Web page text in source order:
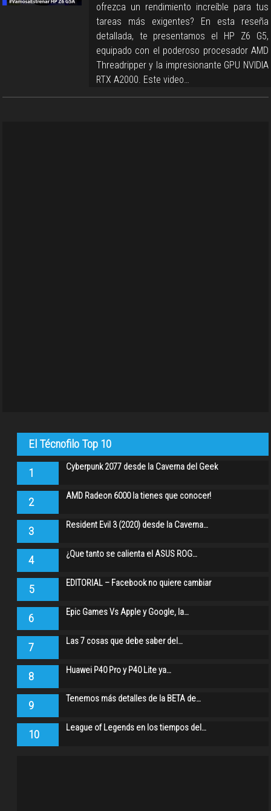
ofrezca un rendimiento increíble para tus
tareas más exigentes? En esta reseña
detallada, te presentamos el HP Z6 G5,
equipado con el poderoso procesador AMD
Threadripper y la impresionante GPU NVIDIA
RTX A2000. Este video…
El Técnofilo Top 10
1 Cyberpunk 2077 desde la Caverna del Geek
2 AMD Radeon 6000 la tienes que conocer!
3 Resident Evil 3 (2020) desde la Caverna…
4 ¿Que tanto se calienta el ASUS ROG…
5 EDITORIAL – Facebook no quiere cambiar
6 Epic Games Vs Apple y Google, la…
7 Las 7 cosas que debe saber del…
8 Huawei P40 Pro y P40 Lite ya…
9 Tenemos más detalles de la BETA de…
10 League of Legends en los tiempos del…